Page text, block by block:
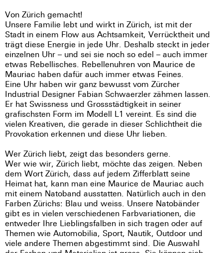
Von Zürich gemacht!
Unsere Familie lebt und wirkt in Zürich, ist mit der
Stadt in einem Flow aus Achtsamkeit, Verrücktheit und
trägt diese Energie in jede Uhr. Deshalb steckt in jeder
einzelnen Uhr – und sei sie noch so edel – auch immer
etwas Rebellisches. Rebellenuhren von Maurice de
Mauriac haben dafür auch immer etwas Feines.
Eine Uhr haben wir ganz bewusst vom Zürcher
Industrial Designer Fabian Schwaerzler zähmen lassen.
Er hat Swissness und Grossstädtigkeit in seiner
grafischsten Form im Modell L1 vereint. Es sind die
vielen Kreativen, die gerade in dieser Schlichtheit die
Provokation erkennen und diese Uhr lieben.
Wer Zürich liebt, zeigt das besonders gerne.
Wer wie wir, Zürich liebt, möchte das zeigen. Neben
dem Wort Zürich, dass auf jedem Zifferblatt seine
Heimat hat, kann man eine Maurice de Mauriac auch
mit einem Natoband ausstatten. Natürlich auch in den
Farben Zürichs: Blau und weiss. Unsere Natobänder
gibt es in vielen verschiedenen Farbvariationen, die
entweder Ihre Lieblingsfalben in sich tragen oder auf
Themen wie Automobilia, Sport, Nautik, Outdoor und
viele andere Themen abgestimmt sind. Die Auswahl